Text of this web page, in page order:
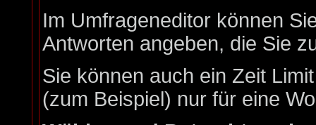
Im Umfrageneditor können
Antworten angeben, die Sie
Sie können auch ein Zeit
(zum Beispiel) nur für eine